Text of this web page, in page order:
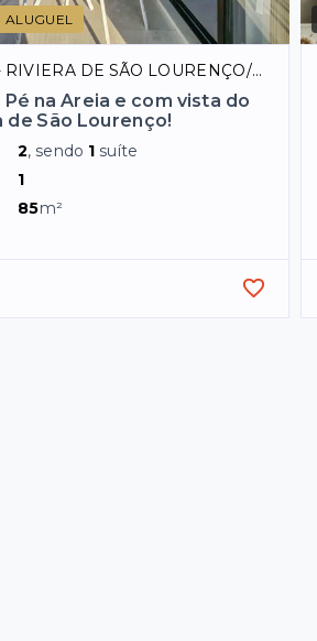
ALUGUEL
DE SÃO LOURENÇO/SP
na Areia e com vista do
de São Lourenço!
2, sendo 1 suíte
1
85m²